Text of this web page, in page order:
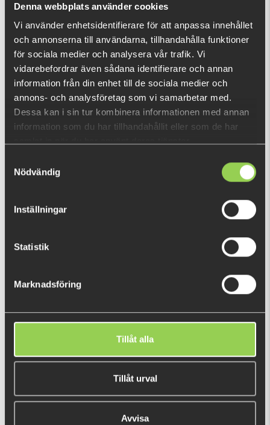
Denna webbplats använder cookies
Vi använder enhetsidentifierare för att anpassa innehållet
och annonserna till användarna, tillhandahålla funktioner
för sociala medier och analysera vår trafik. Vi
vidarebefordrar även sådana identifierare och annan
information från din enhet till de sociala medier och
annons- och analysföretag som vi samarbetar med.
Dessa kan i sin tur kombinera informationen med annan
information som du har tillhandahållit eller som de har
Nödvändig
Inställningar
Statistik
Marknadsföring
Tillåt alla
Tillåt urval
Avvisa
RECENTLY VIEWED PRODUCTS
BESTSELLERS